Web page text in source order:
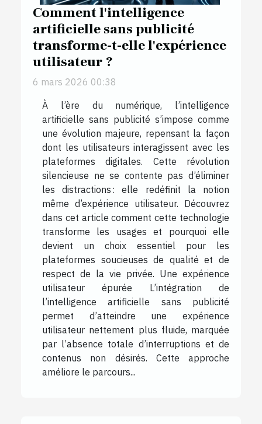
Comment l'intelligence
artificielle sans publicité
transforme-t-elle l'expérience
utilisateur ?
6 mars 2026 00:38
À l’ère du numérique, l’intelligence
artificielle sans publicité s’impose comme
une évolution majeure, repensant la façon
dont les utilisateurs interagissent avec les
plateformes digitales. Cette révolution
silencieuse ne se contente pas d’éliminer
les distractions : elle redéfinit la notion
même d’expérience utilisateur. Découvrez
dans cet article comment cette technologie
transforme les usages et pourquoi elle
devient un choix essentiel pour les
plateformes soucieuses de qualité et de
respect de la vie privée. Une expérience
utilisateur épurée L’intégration de
l’intelligence artificielle sans publicité
permet d’atteindre une expérience
utilisateur nettement plus fluide, marquée
par l’absence totale d’interruptions et de
contenus non désirés. Cette approche
améliore le parcours...